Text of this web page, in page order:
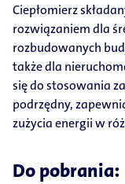
Ciepłomierz
rozwiązaniem dla
rozbudowanych
także dla
się do stosowania
podrzędny,
zużycia energii w
Do pobrania: